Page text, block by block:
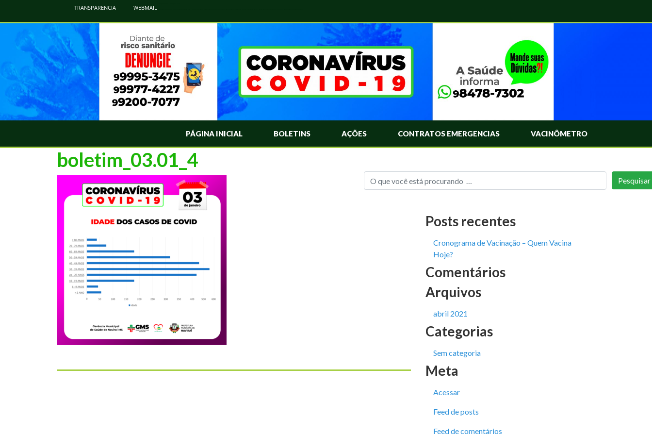
TRANSPARENCIA WEBMAIL
PÁGINA INICIAL BOLETINS AÇÕES CONTRATOS EMERGENCIAS VACINÔMETRO
boletim_03.01_4
Posts recentes
Cronograma de Vacinação – Quem Vacina
Hoje?
Comentários
Arquivos
abril 2021
Categorias
Sem categoria
Meta
Acessar
Feed de posts
Feed de comentários